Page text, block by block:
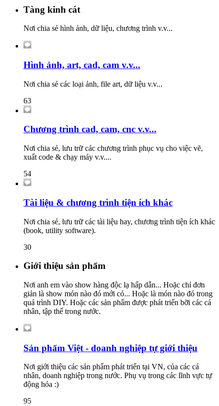
Tàng kinh cát
Nơi chia sẻ hình ảnh, dữ liệu, chương trình v.v...
Hình ảnh, art, cad, cam v.v...
Nơi chia sẻ các loại ảnh, file art, dữ liệu v.v...
63
Chương trình cad, cam, cnc v.v...
Nơi chia sẻ, lưu trữ các chương trình phục vụ cho việc vẽ,
xuất code & chạy máy v.v....
54
Tài liệu & chương trình tiện ích khác
Nơi chia sẻ, lưu trữ các tài liệu hay, chương trình tiện ích khác
(book, utility software).
30
Giới thiệu sản phẩm
Nơi anh em vào show hàng độc lạ hấp dẫn... Hoặc chỉ đơn
giản là show món nào đó mới có... Hoặc là món nào đó trong
quá trình DIY. Hoặc các sản phẩm được phát triển bỡi các cá
nhân, tập thể trong nước.
Sản phẩm Việt - doanh nghiệp tự giới thiệu
Nơi giới thiệu các sản phẩm phát triển tại VN, của các cá
nhân, doanh nghiệp trong nước. Phụ vụ trong các lĩnh vực tự
động hóa :)
95